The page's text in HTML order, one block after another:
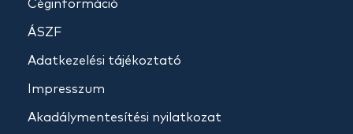
Céginformáció
ÁSZF
Adatkezelési tájékoztató
Impresszum
Akadálymentesítési nyilatkozat